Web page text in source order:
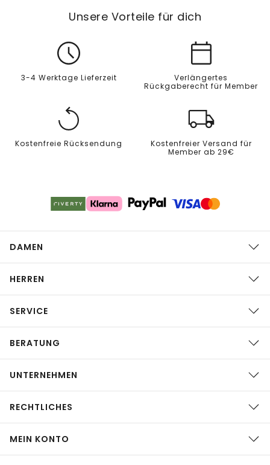
Unsere Vorteile für dich
3-4 Werktage Lieferzeit
Verlängertes
Rückgaberecht für Member
Kostenfreie Rücksendung
Kostenfreier Versand für
Member ab 29€
DAMEN
HERREN
SERVICE
BERATUNG
UNTERNEHMEN
RECHTLICHES
MEIN KONTO